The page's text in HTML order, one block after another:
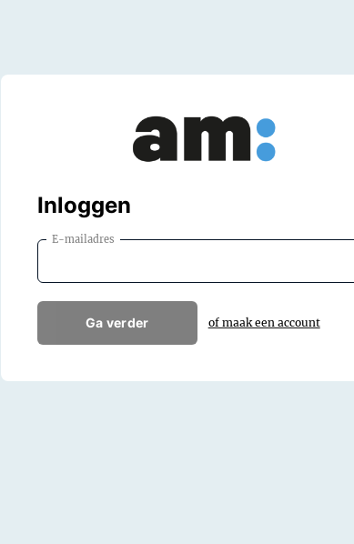
Inloggen
E-mailadres
Ga verder of maak een account